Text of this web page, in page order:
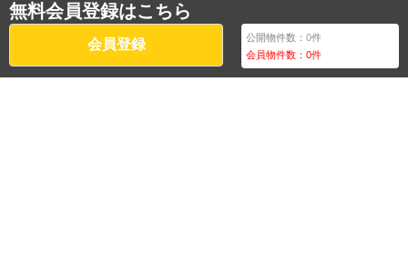
無料会員登録はこちら
会員登録 公開物件数：0件
会員物件数：0件